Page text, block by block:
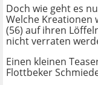
Doch wie geht es
Welche Kreationen
(56) auf ihren
nicht verraten
Einen kleinen
Flottbeker